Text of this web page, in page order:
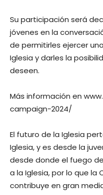
Su participación será
jóvenes en la
de permitirles ejercer
Iglesia y darles la
deseen.
Más información en
campaign-2024/
El futuro de la Iglesia
Iglesia, y es desde la
desde donde el fuego
a la Iglesia, por lo que la
contribuye en gran